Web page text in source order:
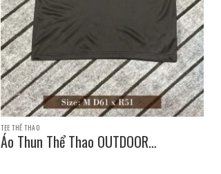
TEE THỂ THAO
Áo Thun Thể Thao OUTDOOR